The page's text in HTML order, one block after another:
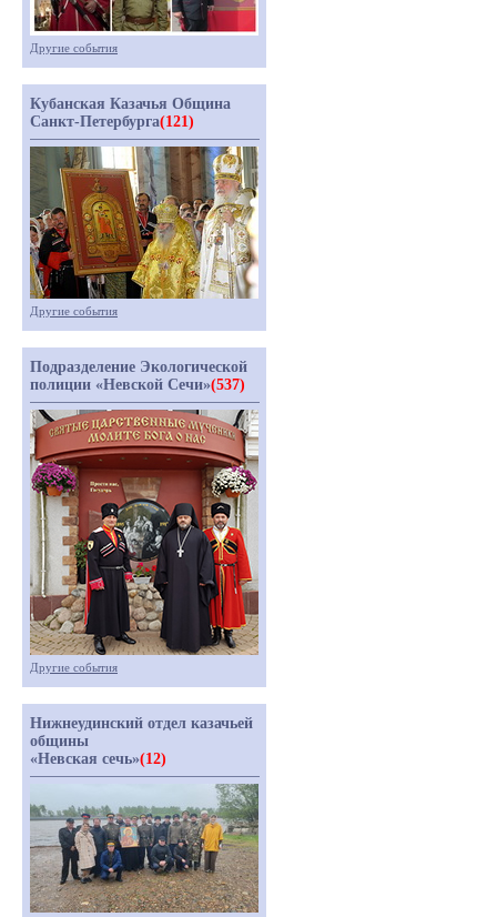
Другие события
Кубанская Казачья Община
Санкт-Петербурга(121)
Другие события
Подразделение Экологической
полиции «Невской Сечи»(537)
Другие события
Нижнеудинский отдел казачьей
общины
«Невская сечь»(12)